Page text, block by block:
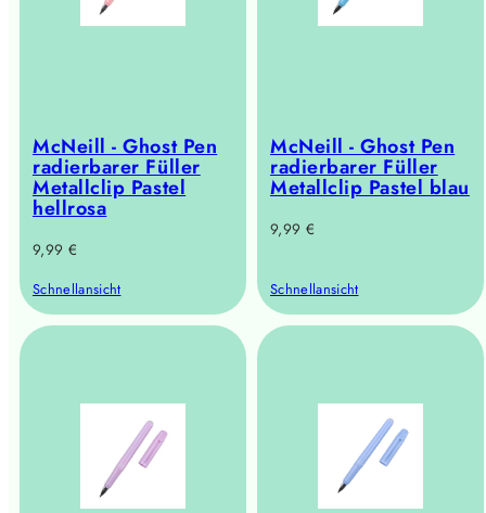
McNeill - Ghost Pen
radierbarer Füller
Metallclip Pastel
hellrosa
Regulärer
9,99 €
Schnellansicht
McNeill - Ghost Pen
radierbarer Füller
Metallclip Pastel blau
Regulärer
9,99 €
Schnellansicht